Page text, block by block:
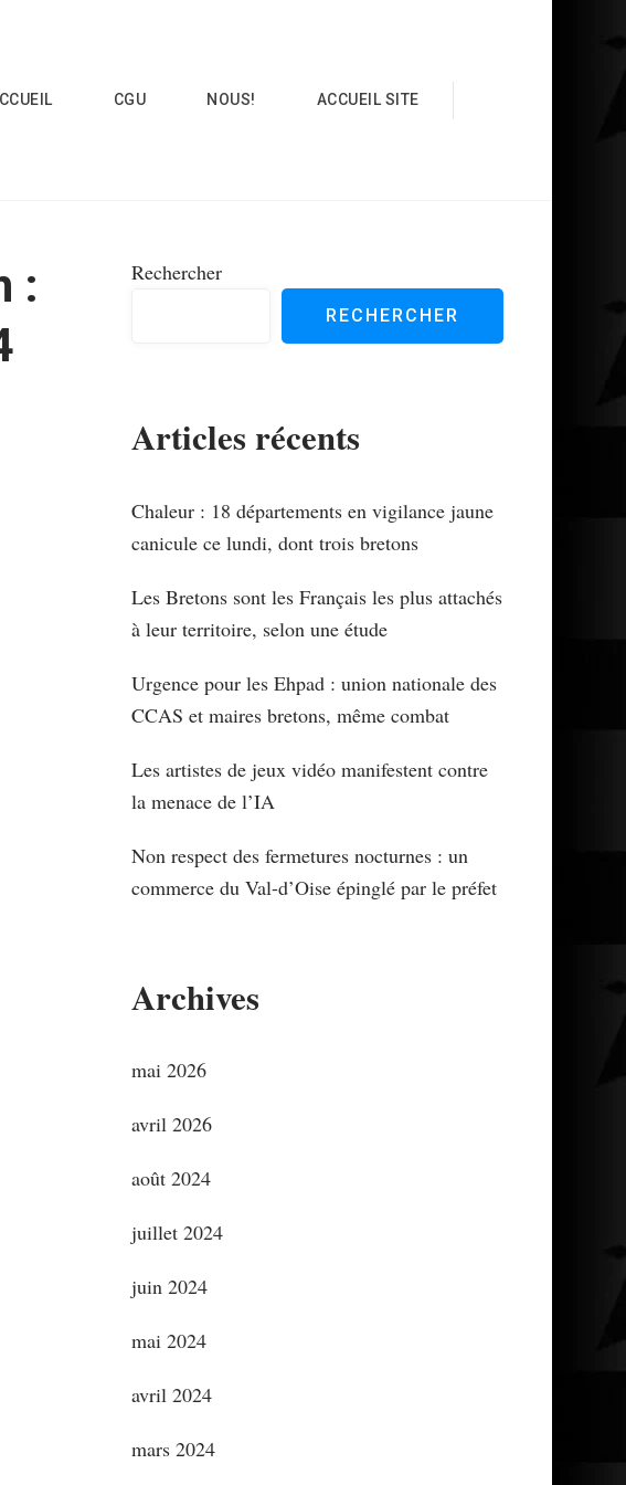
CGU NOUS! ACCUEIL SITE
:
Rechercher
RECHERCHER
Articles récents
Chaleur : 18 départements en vigilance jaune
canicule ce lundi, dont trois bretons
Les Bretons sont les Français les plus attachés
à leur territoire, selon une étude
Urgence pour les Ehpad : union nationale des
CCAS et maires bretons, même combat
Les artistes de jeux vidéo manifestent contre
la menace de l’IA
Non respect des fermetures nocturnes : un
commerce du Val-d’Oise épinglé par le préfet
Archives
mai 2026
avril 2026
août 2024
juillet 2024
juin 2024
mai 2024
avril 2024
mars 2024